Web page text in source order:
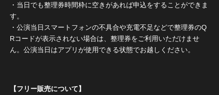
・当日でも整理券時間枠に空きがあれば申込をすることができま
す。
・公演当日スマートフォンの不具合や充電不足などで整理券のQ
Rコードが表示されない場合は、整理券をご利用いただけませ
ん。公演当日はアプリが使用できる状態でお越しください。
【フリー販売について】